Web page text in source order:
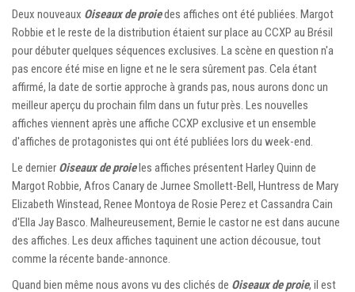
Deux nouveaux Oiseaux de proiedes affiches ont été publiées. Margot
Robbie et le reste de la distribution étaient sur place au CCXP au Brésil
pour débuter quelques séquences exclusives. La scène en question n'a
pas encore été mise en ligne et ne le sera sûrement pas. Cela étant
affirmé, la date de sortie approche à grands pas, nous aurons donc un
meilleur aperçu du prochain film dans un futur près. Les nouvelles
affiches viennent après une affiche CCXP exclusive et un ensemble
d'affiches de protagonistes qui ont été publiées lors du week-end.
Le dernier Oiseaux de proieles affiches présentent Harley Quinn de
Margot Robbie, Afros Canary de Jurnee Smollett-Bell, Huntress de Mary
Elizabeth Winstead, Renee Montoya de Rosie Perez et Cassandra Cain
d'Ella Jay Basco. Malheureusement, Bernie le castor ne est dans aucune
des affiches. Les deux affiches taquinent une action décousue, tout
comme la récente bande-annonce.
Quand bien même nous avons vu des clichés de Oiseaux de proie, il est